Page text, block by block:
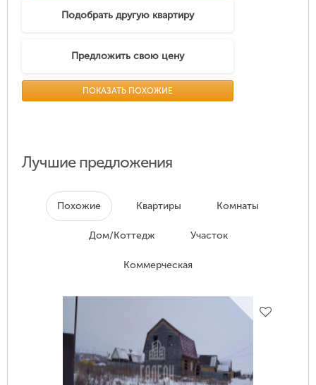
Подобрать другую квартиру
Предложить свою цену
ПОКАЗАТЬ ПОХОЖИЕ
Лучшие предложения
Похожие Квартиры Комнаты
Дом/Коттедж Участок
Коммерческая